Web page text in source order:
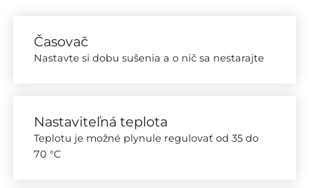
Časovač
Nastavte si dobu sušenia a o nič sa nestarajte
Nastaviteľná teplota
Teplotu je možné plynule regulovať od 35 do
70 °C